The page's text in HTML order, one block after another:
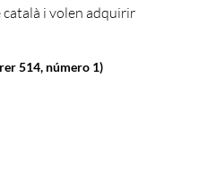
català i volen adquirir
514, número 1)